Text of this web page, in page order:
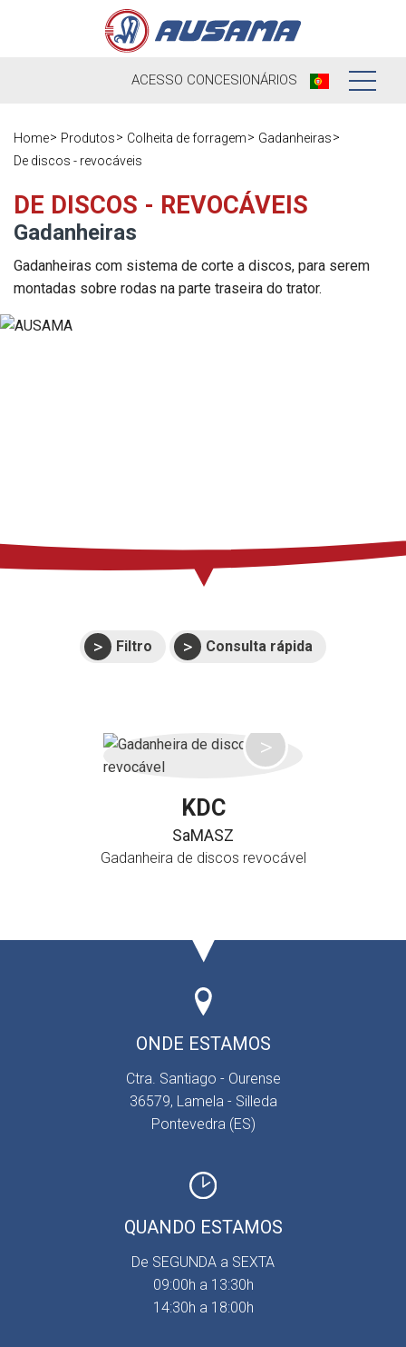
ACESSO CONCESIONÁRIOS
Nós
Ausama hoje
Marcas que
trabalhamos
Concessionários
Pós-venda
Garantias
Home Produtos Colheita de forragem
Gadanheiras
De discos - revocáveis
DE DISCOS - REVOCÁVEIS
Gadanheiras
Gadanheiras com sistema de corte a discos, para serem
montadas sobre rodas na parte traseira do trator.
Filtro Consulta rápida
KDC
SaMASZ
Gadanheira de discos revocável
ONDE ESTAMOS
Ctra. Santiago - Ourense
36579, Lamela - Silleda
Pontevedra (ES)
QUANDO ESTAMOS
De SEGUNDA a SEXTA
09:00h a 13:30h
14:30h a 18:00h